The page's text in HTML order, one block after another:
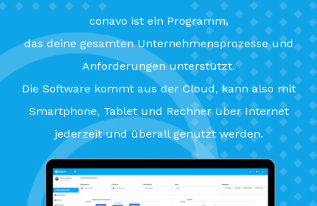
conavo ist ein Programm,
das deine gesamten Unternehmensprozesse und
Anforderungen unterstützt.
Die Software kommt aus der Cloud, kann also mit
Smartphone, Tablet und Rechner über Internet
jederzeit und überall genutzt werden.